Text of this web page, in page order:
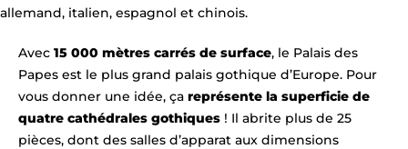
allemand, italien, espagnol et chinois.
Avec 15 000 mètres carrés de surface, le Palais des
Papes est le plus grand palais gothique d’Europe. Pour
vous donner une idée, ça représente la superficie de
quatre cathédrales gothiques ! Il abrite plus de 25
pièces, dont des salles d’apparat aux dimensions